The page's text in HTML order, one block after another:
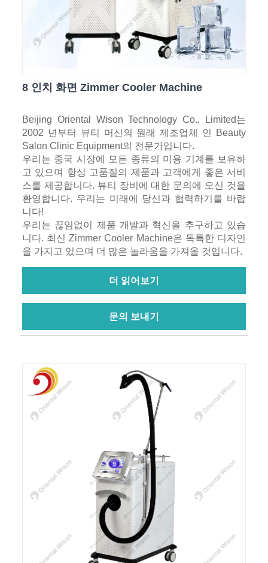
8 인치 화면 Zimmer Cooler Machine
Beijing Oriental Wison Technology Co., Limited는
2002 년부터 뷰티 머신의 원래 제조업체 인 Beauty
Salon Clinic Equipment의 전문가입니다.
우리는 중국 시장에 모든 종류의 미용 기계를 보유하
고 있으며 항상 고품질의 제품과 고객에게 좋은 서비
스를 제공합니다. 뷰티 장비에 대한 문의에 오신 것을
환영합니다. 우리는 미래에 당신과 협력하기를 바랍
니다!
우리는 끊임없이 제품 개발과 혁신을 추구하고 있습
니다. 최신 Zimmer Cooler Machine은 독특한 디자인
을 가지고 있으며 더 많은 놀라움을 가져올 것입니다.
더 읽어보기
문의 보내기